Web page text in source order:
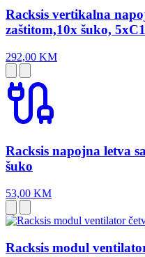
Racksis vertikalna
zaštitom,10x šuko,
292,00 KM
Racksis napojna letva
šuko
53,00 KM
Racksis modul